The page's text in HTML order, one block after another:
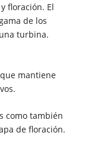
floración. El
de los
turbina.
mantiene
como también
de floración.